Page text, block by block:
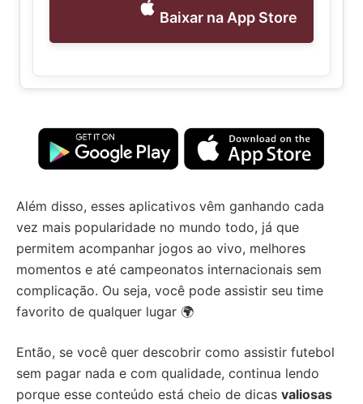
Baixar na App Store
Além disso, esses aplicativos vêm ganhando cada
vez mais popularidade no mundo todo, já que
permitem acompanhar jogos ao vivo, melhores
momentos e até campeonatos internacionais sem
complicação. Ou seja, você pode assistir seu time
favorito de qualquer lugar 🌍
Então, se você quer descobrir como assistir futebol
sem pagar nada e com qualidade, continua lendo
porque esse conteúdo está cheio de dicas valiosas